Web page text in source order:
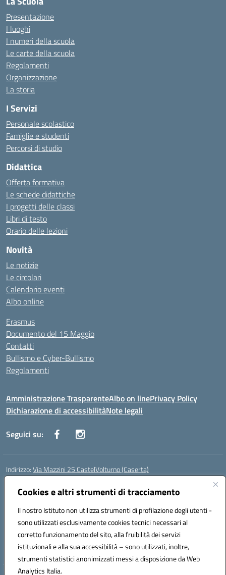
Cookies e altri strumenti di tracciamento
Il nostro Istituto non utilizza strumenti di profilazione degli utenti -
sono utilizzati esclusivamente cookies tecnici necessari al
corretto funzionamento del sito, alla fruibilità dei servizi
istituzionali e alla sua accessibilità – sono utilizzati, inoltre,
strumenti statistici anonimizzati messi a disposizione da Web
Analytics Italia.
Presentazione
I luoghi
I numeri della scuola
Le carte della scuola
Regolamenti
Organizzazione
La storia
I Servizi
Personale scolastico
Famiglie e studenti
Percorsi di studio
Didattica
Offerta formativa
Le schede didattiche
I progetti delle classi
Libri di testo
Orario delle lezioni
Novità
Le notizie
Le circolari
Calendario eventi
Albo online
Erasmus
Documento del 15 Maggio
Contatti
Bullismo e Cyber-Bullismo
Regolamenti
Amministrazione TrasparenteAlbo on linePrivacy Policy
Dichiarazione di accessibilitàNote legali
Seguici su:
Indirizzo:Via Mazzini 25 CastelVolturno (Caserta)
Centralino:
Posta elettronica certificata (PEC):ceis014005@pec.istruzione.it
Codice fiscale: 93063510619
Codice meccanografico:CEIS014005
Codice Indice delle Pubbliche Amministrazioni (IPA): istsc_ceis014005
Codice unico di fatturazione (CUF): UOU8EW